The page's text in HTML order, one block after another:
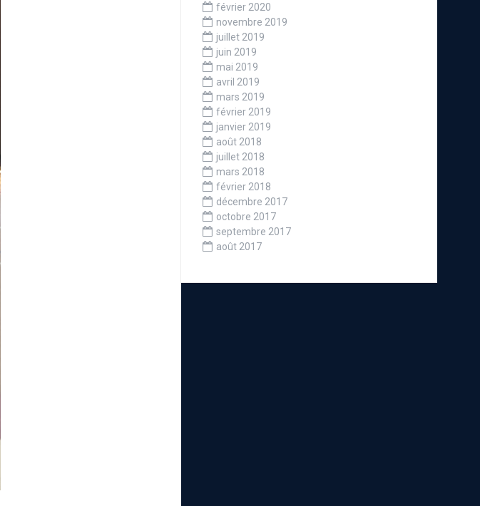
février 2020
novembre 2019
juillet 2019
juin 2019
mai 2019
avril 2019
mars 2019
février 2019
janvier 2019
août 2018
juillet 2018
mars 2018
février 2018
décembre 2017
octobre 2017
septembre 2017
août 2017